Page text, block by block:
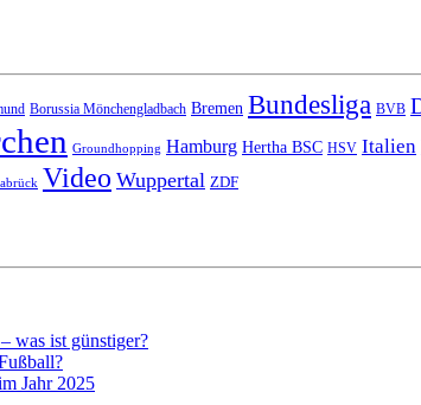
Borussia Mönchengladbach Bremen Bundesliga BVB
Groundhopping Hamburg Hertha BSC HSV Italien
Video Wuppertal ZDF
was ist günstiger?
Jahr 2025